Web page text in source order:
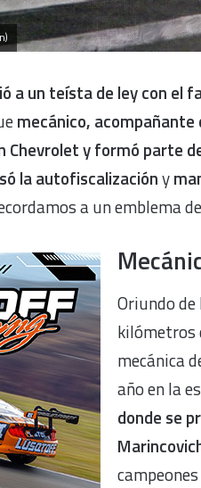
a un teísta de ley con el
mecánico,
y formó parte
la autofiscalizacióny
a un emblema
Oriundo
kilómetros
mecánica
año en la
donde se